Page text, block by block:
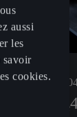
eHybrid
À partir de
aussi
les
savoir
cookies.